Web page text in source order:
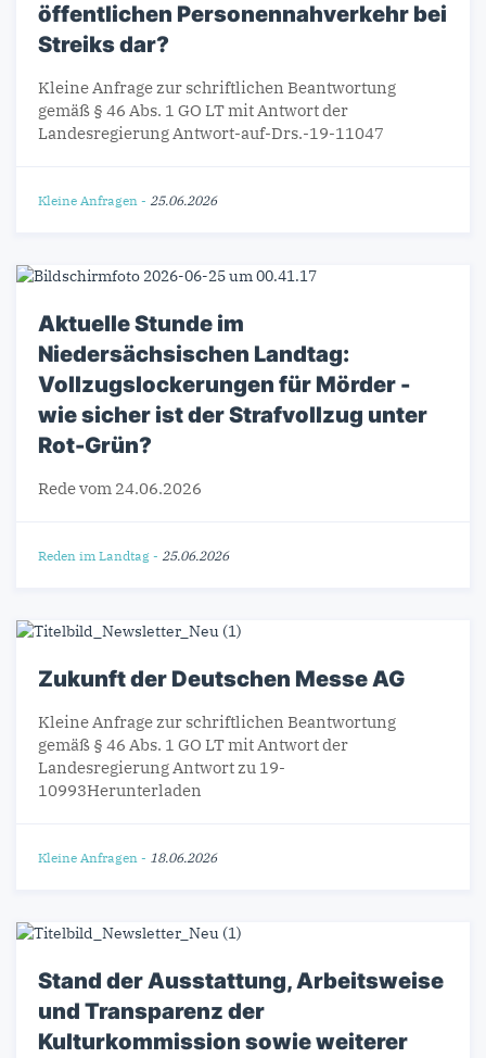
öffentlichen Personennahverkehr bei
Streiks dar?
Kleine Anfrage zur schriftlichen Beantwortung
gemäß § 46 Abs. 1 GO LT mit Antwort der
Landesregierung Antwort-auf-Drs.-19-11047
Kleine Anfragen - 25.06.2026
Aktuelle Stunde im
Niedersächsischen Landtag:
Vollzugslockerungen für Mörder -
wie sicher ist der Strafvollzug unter
Rot-Grün?
Rede vom 24.06.2026
Reden im Landtag - 25.06.2026
Zukunft der Deutschen Messe AG
Kleine Anfrage zur schriftlichen Beantwortung
gemäß § 46 Abs. 1 GO LT mit Antwort der
Landesregierung Antwort zu 19-
10993Herunterladen
Kleine Anfragen - 18.06.2026
Stand der Ausstattung, Arbeitsweise
und Transparenz der
Kulturkommission sowie weiterer